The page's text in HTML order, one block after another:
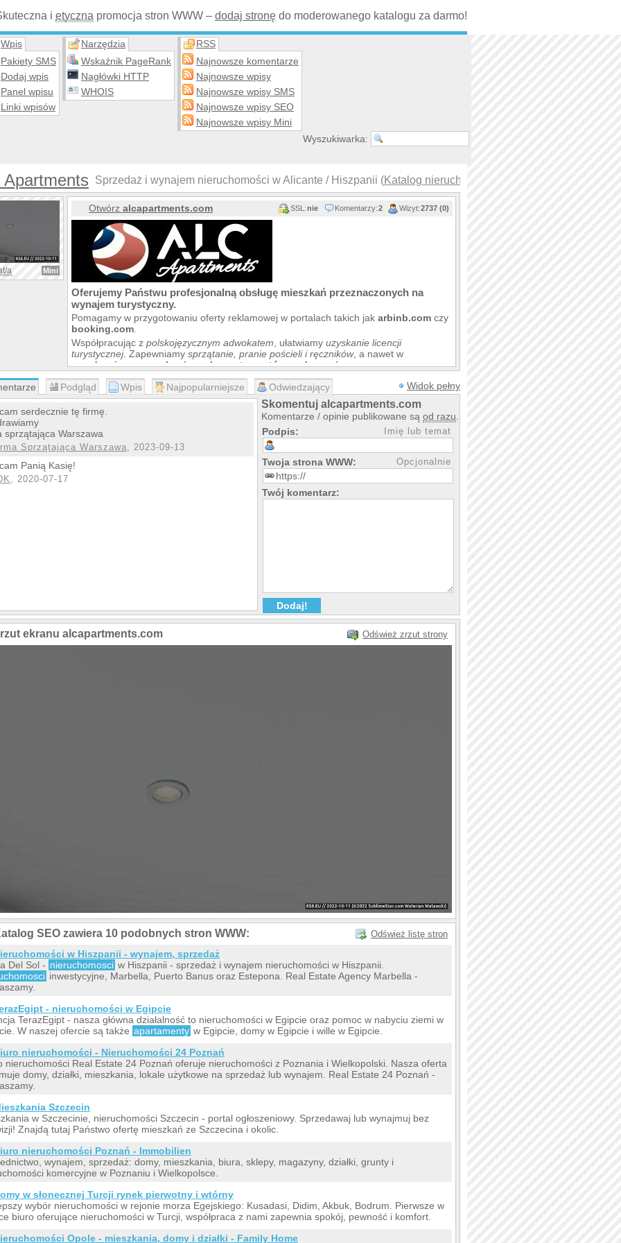
i etyczna promocja stron WWW – dodaj stronę do moderowanego katalogu za darmo!
Wpis
Pakiety SMS
Dodaj wpis
Panel wpisu
Linki wpisów
Narzędzia
Wskaźnik PageRank
Nagłówki HTTP
WHOIS
RSS
Najnowsze komentarze
Najnowsze wpisy
Najnowsze wpisy SMS
Najnowsze wpisy SEO
Najnowsze wpisy Mini
Wyszukiwarka:
Apartments Sprzedaż i wynajem nieruchomości w Alicante / Hiszpanii (Katalog nieruchomości
a Mini
Otwórz alcapartments.com SSL:nie Komentarzy:2 Wizyt:2737 (0)
Oferujemy Państwu profesjonalną obsługę mieszkań przeznaczonych na
wynajem turystyczny.
Pomagamy w przygotowaniu oferty reklamowej w portalach takich jak arbinb.com czy
booking.com
Współpracując z polskojęzycznym adwokatem , ułatwiamy uzyskanie licencji
turystycznej. Zapewniamy sprzątanie, pranie pościeli i ręczników, a nawet w
urządzaniu nowo zakupionych apartamentów pod wynajem.
Przeprowadzamy check in nowych gości w języku angielskim, hiszpańskim, polskim
Pobieramy wg potrzeb
kaucje i po weryfikacji stanu faktycznego przy check out zwracamy depozyt.
Serdecznie zapraszamy do kontaktu.
Podgląd Wpis Najpopularniejsze Odwiedzający Widok pełny
serdecznie tę firmę.
sprzątająca Warszawa
Sprzątająca Warszawa, 2023-09-13
Panią Kasię!
, 2020-07-17
Skomentuj alcapartments.com
Komentarze / opinie publikowane są od razu
Podpis:
Imię lub temat
Twoja strona WWW: Opcjonalnie
Twój komentarz:
ekranu alcapartments.com Odśwież zrzut strony
SEO zawiera 10 podobnych stron WWW: Odśwież listę stron
w Hiszpanii - wynajem, sprzedaż
Del Sol - nieruchomosci w Hiszpanii - sprzedaż i wynajem nieruchomości w Hiszpanii.
inwestycyjne, Marbella, Puerto Banus oraz Estepona. Real Estate Agency Marbella -
- nieruchomości w Egipcie
TerazEgipt - nasza główna działalność to nieruchomości w Egipcie oraz pomoc w nabyciu ziemi w
W naszej ofercie są także apartamenty w Egipcie, domy w Egipcie i wille w Egipcie.
nieruchomości - Nieruchomości 24 Poznań
nieruchomości Real Estate 24 Poznań oferuje nieruchomości z Poznania i Wielkopolski. Nasza oferta
domy, działki, mieszkania, lokale użytkowe na sprzedaż lub wynajem. Real Estate 24 Poznań -
Szczecin
w Szczecinie, nieruchomości Szczecin - portal ogłoszeniowy. Sprzedawaj lub wynajmuj bez
Znajdą tutaj Państwo ofertę mieszkań ze Szczecina i okolic.
nieruchomości Poznań - Immobilien
wynajem, sprzedaż: domy, mieszkania, biura, sklepy, magazyny, działki, grunty i
komercyjne w Poznaniu i Wielkopolsce.
w słonecznej Turcji rynek pierwotny i wtórny
wybór nieruchomości w rejonie morza Egejskiego: Kusadasi, Didim, Akbuk, Bodrum. Pierwsze w
biuro oferujące nieruchomości w Turcji, współpraca z nami zapewnia spokój, pewność i komfort.
Opole - mieszkania, domy i działki - Family Home